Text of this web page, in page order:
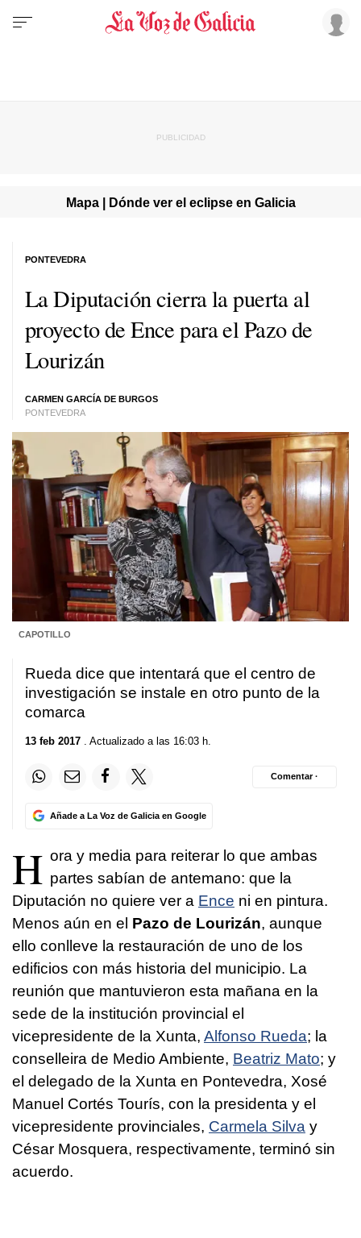
Mapa | Dónde ver el eclipse en Galicia
La Diputación cierra la puerta al
proyecto de Ence para el Pazo de
Lourizán
CARMEN GARCÍA DE BURGOS
PONTEVEDRA
PONTEVEDRA
CAPOTILLO
Rueda dice que intentará que el centro de
investigación se instale en otro punto de la
comarca
13 feb 2017 . Actualizado a las 16:03 h.
Añade a La Voz de Galicia en Google
Comentar ·
H ora y media para reiterar lo que ambas
partes sabían de antemano: que la
Diputación no quiere ver a Ence ni en pintura.
Menos aún en el Pazo de Lourizán, aunque
ello conlleve la restauración de uno de los
edificios con más historia del municipio. La
reunión que mantuvieron esta mañana en la
sede de la institución provincial el
vicepresidente de la Xunta, Alfonso Rueda; la
conselleira de Medio Ambiente, Beatriz Mato; y
el delegado de la Xunta en Pontevedra, Xosé
Manuel Cortés Tourís, con la presidenta y el
vicepresidente provinciales, Carmela Silva y
César Mosquera, respectivamente, terminó sin
acuerdo.